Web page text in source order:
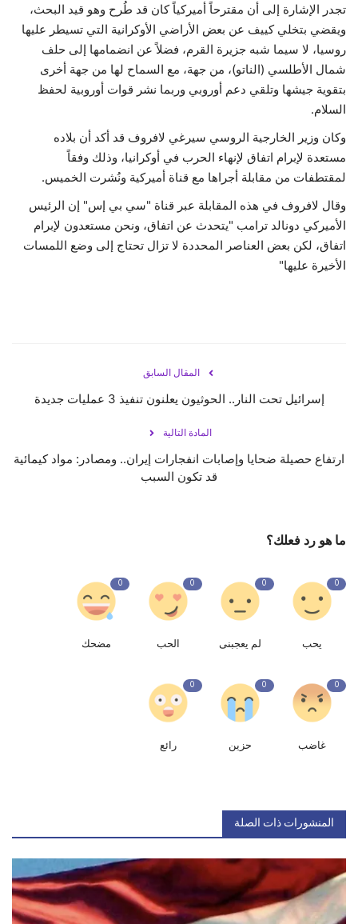
تجدر الإشارة إلى أن مقترحاً أميركياً كان قد طُرح وهو قيد البحث،
ويقضي بتخلي كييف عن بعض الأراضي الأوكرانية التي تسيطر عليها
روسيا، لا سيما شبه جزيرة القرم، فضلاً عن انضمامها إلى حلف
شمال الأطلسي (الناتو)، من جهة، مع السماح لها من جهة أخرى
بتقوية جيشها وتلقي دعم أوروبي وربما نشر قوات أوروبية لحفظ
السلام.
وكان وزير الخارجية الروسي سيرغي لافروف قد أكد أن بلاده
مستعدة لإبرام اتفاق لإنهاء الحرب في أوكرانيا، وذلك وفقاً
لمقتطفات من مقابلة أجراها مع قناة أميركية ونُشرت الخميس.
وقال لافروف في هذه المقابلة عبر قناة "سي بي إس" إن الرئيس
الأميركي دونالد ترامب "يتحدث عن اتفاق، ونحن مستعدون لإبرام
اتفاق، لكن بعض العناصر المحددة لا تزال تحتاج إلى وضع اللمسات
الأخيرة عليها"
المقال السابق
إسرائيل تحت النار.. الحوثيون يعلنون تنفيذ 3 عمليات جديدة
المادة التالية
ارتفاع حصيلة ضحايا وإصابات انفجارات إيران.. ومصادر: مواد كيمائية
قد تكون السبب
ما هو رد فعلك؟
0
يحب
0
لم يعجبنى
0
الحب
0
مضحك
0
غاضب
0
حزين
0
رائع
المنشورات ذات الصلة